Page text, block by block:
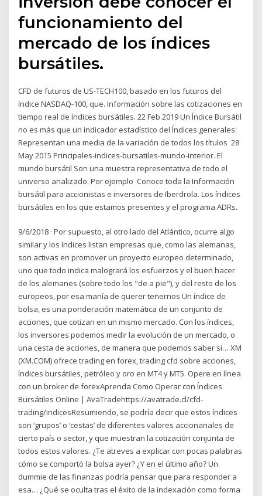
funcionamiento del
mercado de los índices
bursátiles.
CFD de futuros de US-TECH100, basado en los futuros del
índice NASDAQ-100, que. Información sobre las cotizaciones en
tiempo real de índices bursátiles. 22 Feb 2019 Un Índice Bursátil
no es más que un indicador estadístico del Índices generales:
Representan una media de la variación de todos los títulos 28
May 2015 Principales-indices-bursatiles-mundo-interior. El
mundo bursátil Son una muestra representativa de todo el
universo analizado. Por ejemplo Conoce toda la Información
bursátil para accionistas e inversores de Iberdrola. Los índices
bursátiles en los que estamos presentes y el programa ADRs.
9/6/2018 · Por supuesto, al otro lado del Atlántico, ocurre algo
similar y los índices listan empresas que, como las alemanas,
son activas en promover un proyecto europeo determinado,
uno que todo indica malogrará los esfuerzos y el buen hacer
de los alemanes (sobre todo los "de a pie"), y del resto de los
europeos, por esa manía de querer tenernos Un índice de
bolsa, es una ponderación matemática de un conjunto de
acciones, que cotizan en un mismo mercado. Con los índices,
los inversores podemos medir la evolución de un mercado, o
una cesta de acciones, de manera que podemos saber si… XM
(XM.COM) ofrece trading en forex, trading cfd sobre acciones,
índices bursátiles, petróleo y oro en MT4 y MT5. Opere en línea
con un broker de forexAprenda Como Operar con Índices
Bursátiles Online | AvaTradehttps://avatrade.cl/cfd-
trading/indicesResumiendo, se podría decir que estos índices
son ‘grupos’ o ‘cestas’ de diferentes valores accionariales de
cierto país o sector, y que muestran la cotización conjunta de
todos estos valores. ¿Te atreves a explicar con pocas palabras
cómo se comportó la bolsa ayer? ¿Y en el último año? Un
dummie de las finanzas podría pensar que para responder a
esa… ¿Qué se oculta tras el éxito de la indexación como forma